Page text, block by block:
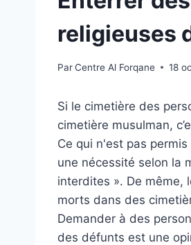
religieuses
ParCentre Al Forqane 18
Si le cimetière des
cimetière musulman,
Ce qui n'est pas
une nécessité selon la
interdites ». De même,
morts dans des
Demander à des
des défunts est une